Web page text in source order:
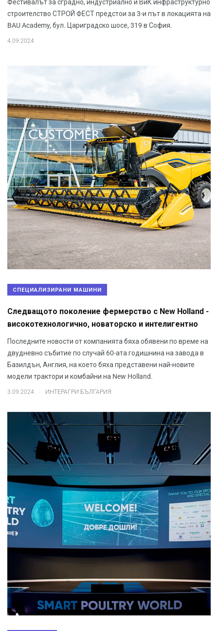
Фестивалът за сградно, индустриално и ВиК инфраструктурно
строителство СТРОЙ ФЕСТ предстои за 3-и път в локацията на
BAU Academy, бул. Цариградско шосе, 319 в София.
4.09.2024
СПЕЦИАЛИЗИРАНИ МАШИНИ
Следващото поколение фермерство с New Holland -
високотехнологично, новаторско и интелигентно
Последните новости от компанията бяха обявени по време на
двудневно събитие по случай 60-ата годишнина на завода в
Базилдън, Англия, на което бяха представени най-новите
модели трактори и комбайни на New Holland.
3.09.2024 . ИНТЕРАГРИ БЪЛГАРИЯ